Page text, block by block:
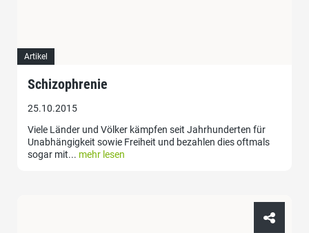
Artikel
Schizophrenie
25.10.2015
Viele Länder und Völker kämpfen seit Jahrhunderten für
Unabhängigkeit sowie Freiheit und bezahlen dies oftmals
sogar mit... mehr lesen